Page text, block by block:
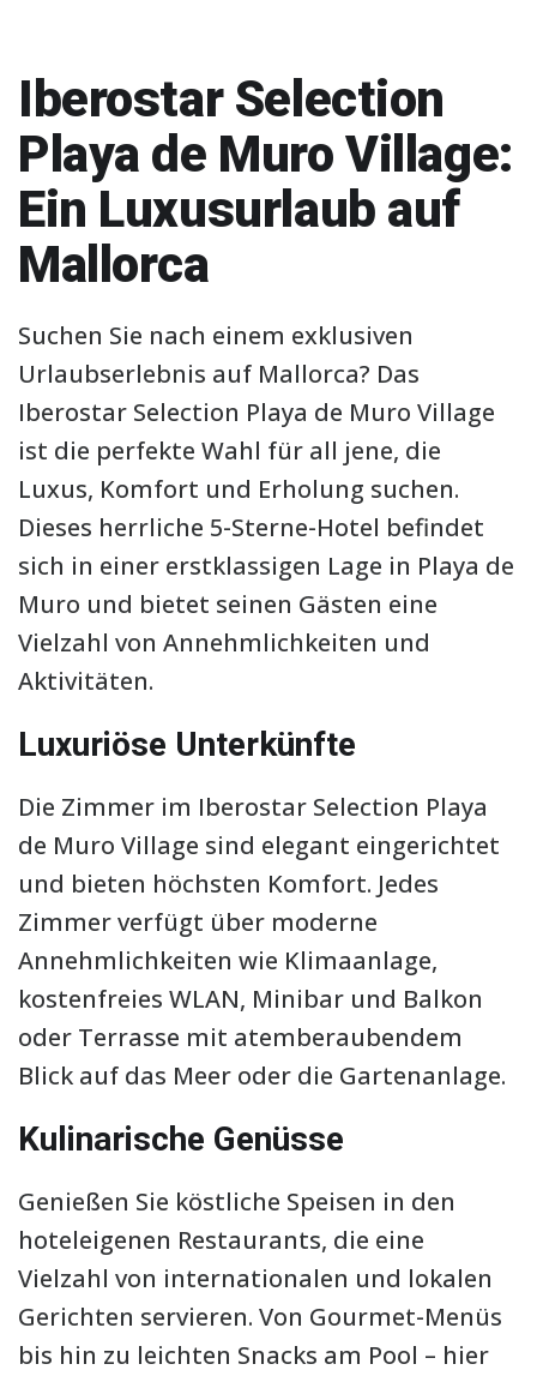
Iberostar Selection
Playa de Muro Village:
Ein Luxusurlaub auf
Mallorca
Suchen Sie nach einem exklusiven
Urlaubserlebnis auf Mallorca? Das
Iberostar Selection Playa de Muro Village
ist die perfekte Wahl für all jene, die
Luxus, Komfort und Erholung suchen.
Dieses herrliche 5-Sterne-Hotel befindet
sich in einer erstklassigen Lage in Playa de
Muro und bietet seinen Gästen eine
Vielzahl von Annehmlichkeiten und
Aktivitäten.
Luxuriöse Unterkünfte
Die Zimmer im Iberostar Selection Playa
de Muro Village sind elegant eingerichtet
und bieten höchsten Komfort. Jedes
Zimmer verfügt über moderne
Annehmlichkeiten wie Klimaanlage,
kostenfreies WLAN, Minibar und Balkon
oder Terrasse mit atemberaubendem
Blick auf das Meer oder die Gartenanlage.
Kulinarische Genüsse
Genießen Sie köstliche Speisen in den
hoteleigenen Restaurants, die eine
Vielzahl von internationalen und lokalen
Gerichten servieren. Von Gourmet-Menüs
bis hin zu leichten Snacks am Pool – hier